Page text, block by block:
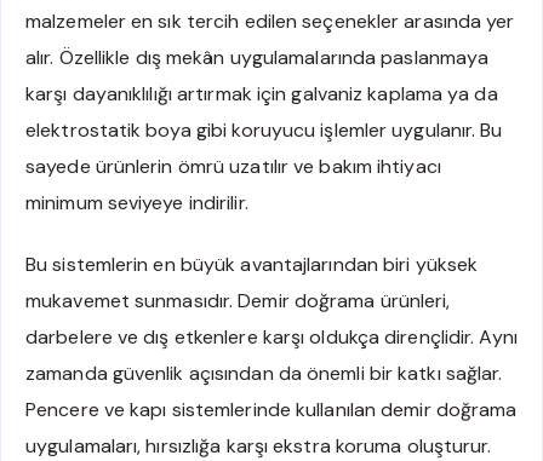
malzemeler en sık tercih edilen seçenekler arasında yer
alır. Özellikle dış mekân uygulamalarında paslanmaya
karşı dayanıklılığı artırmak için galvaniz kaplama ya da
elektrostatik boya gibi koruyucu işlemler uygulanır. Bu
sayede ürünlerin ömrü uzatılır ve bakım ihtiyacı
minimum seviyeye indirilir.
Bu sistemlerin en büyük avantajlarından biri yüksek
mukavemet sunmasıdır. Demir doğrama ürünleri,
darbelere ve dış etkenlere karşı oldukça dirençlidir. Aynı
zamanda güvenlik açısından da önemli bir katkı sağlar.
Pencere ve kapı sistemlerinde kullanılan demir doğrama
uygulamaları, hırsızlığa karşı ekstra koruma oluşturur.